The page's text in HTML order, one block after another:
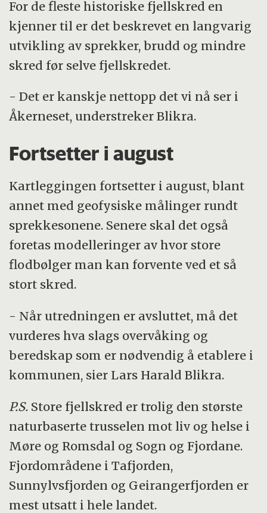
For de fleste historiske fjellskred en
kjenner til er det beskrevet en langvarig
utvikling av sprekker, brudd og mindre
skred før selve fjellskredet.
- Det er kanskje nettopp det vi nå ser i
Åkerneset, understreker Blikra.
Fortsetter i august
Kartleggingen fortsetter i august, blant
annet med geofysiske målinger rundt
sprekkesonene. Senere skal det også
foretas modelleringer av hvor store
flodbølger man kan forvente ved et så
stort skred.
- Når utredningen er avsluttet, må det
vurderes hva slags overvåking og
beredskap som er nødvendig å etablere i
kommunen, sier Lars Harald Blikra.
P.S. Store fjellskred er trolig den største
naturbaserte trusselen mot liv og helse i
Møre og Romsdal og Sogn og Fjordane.
Fjordområdene i Tafjorden,
Sunnylvsfjorden og Geirangerfjorden er
mest utsatt i hele landet.